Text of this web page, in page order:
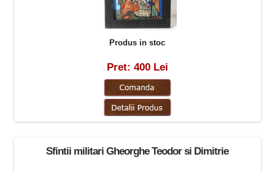
Produs in stoc
Pret: 400 Lei
Sfintii militari Gheorghe Teodor si Dimitrie